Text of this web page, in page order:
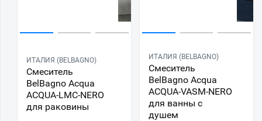
ИТАЛИЯ (BELBAGNO)
Смеситель
BelBagno Acqua
ACQUA-LMC-NERO
для раковины
ИТАЛИЯ (BELBAGNO)
Смеситель
BelBagno Acqua
ACQUA-VASM-NERO
для ванны с
душем